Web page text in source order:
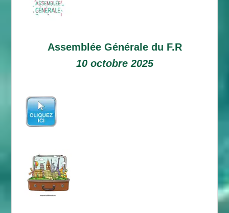
Assemblée Générale du F.R
10 octobre 2025